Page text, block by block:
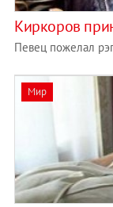
Киркоров
Певец пожелал
Мир